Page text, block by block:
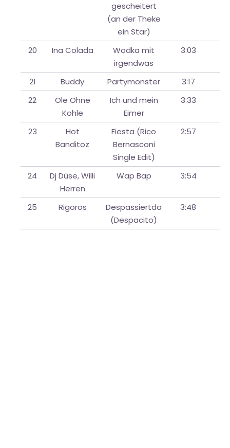
gescheitert
(an der Theke
ein Star)
20 Ina Colada
Wodka mit
irgendwas
3:03
21 Buddy Partymonster
3:17
22
Ole Ohne
Kohle
Ich und mein
Eimer
3:33
23
Hot
Banditoz
Fiesta (Rico
Bernasconi
Single Edit)
2:57
24
Dj Düse, Willi
Herren
Wap Bap 3:54
25 Rigoros
Despassiertda
(Despacito)
3:48